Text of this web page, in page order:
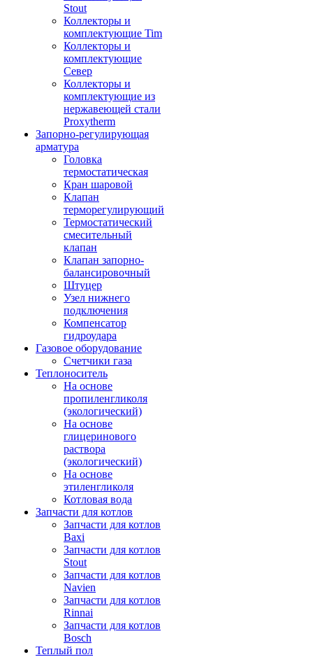
Stout
Коллекторы и
комплектующие Tim
Коллекторы и
комплектующие
Север
Коллекторы и
комплектующие из
нержавеющей стали
Proxytherm
Запорно-регулирующая
арматура
Головка
термостатическая
Кран шаровой
Клапан
терморегулирующий
Термостатический
смесительный
клапан
Клапан запорно-
балансировочный
Штуцер
Узел нижнего
подключения
Компенсатор
гидроудара
Газовое оборудование
Счетчики газа
Теплоноситель
На основе
пропиленгликоля
(экологический)
На основе
глицеринового
раствора
(экологический)
На основе
этиленгликоля
Котловая вода
Запчасти для котлов
Запчасти для котлов
Baxi
Запчасти для котлов
Stout
Запчасти для котлов
Navien
Запчасти для котлов
Rinnai
Запчасти для котлов
Bosch
Теплый пол